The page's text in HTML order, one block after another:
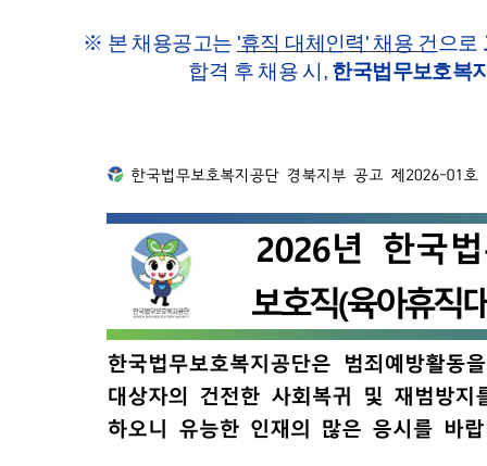
※ 본 채용공고는 '휴직 대체인력' 채용 건 으로
합격 후 채용 시, 한국법무보호복